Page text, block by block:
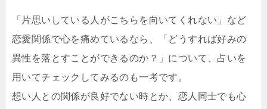
「片思いしている人がこちらを向いてくれない」など
恋愛関係で心を痛めているなら、「どうすれば好みの
異性を落とすことができるのか？」について、占いを
用いてチェックしてみるのも一考です。
想い人との関係が良好でない時とか、恋人同士でも心